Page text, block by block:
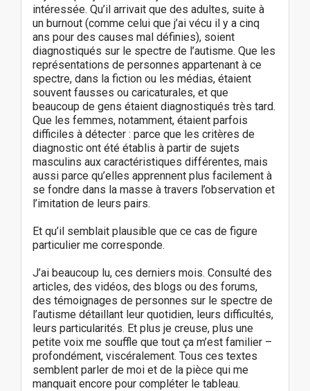
intéressée. Qu’il arrivait que des adultes, suite à
un burnout (comme celui que j’ai vécu il y a cinq
ans pour des causes mal définies), soient
diagnostiqués sur le spectre de l’autisme. Que les
représentations de personnes appartenant à ce
spectre, dans la fiction ou les médias, étaient
souvent fausses ou caricaturales, et que
beaucoup de gens étaient diagnostiqués très tard.
Que les femmes, notamment, étaient parfois
difficiles à détecter : parce que les critères de
diagnostic ont été établis à partir de sujets
masculins aux caractéristiques différentes, mais
aussi parce qu’elles apprennent plus facilement à
se fondre dans la masse à travers l’observation et
l’imitation de leurs pairs.
Et qu’il semblait plausible que ce cas de figure
particulier me corresponde.
J’ai beaucoup lu, ces derniers mois. Consulté des
articles, des vidéos, des blogs ou des forums,
des témoignages de personnes sur le spectre de
l’autisme détaillant leur quotidien, leurs difficultés,
leurs particularités. Et plus je creuse, plus une
petite voix me souffle que tout ça m’est familier –
profondément, viscéralement. Tous ces textes
semblent parler de moi et de la pièce qui me
manquait encore pour compléter le tableau.